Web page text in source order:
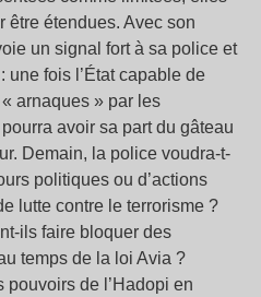
être étendues. Avec son
un signal fort à sa police et
une fois l’État capable de
arnaques » par les
avoir sa part du gâteau
Demain, la police voudra-t-
politiques ou d’actions
lutte contre le terrorisme ?
ils faire bloquer des
temps de la loi Avia ?
pouvoirs de l’Hadopi en